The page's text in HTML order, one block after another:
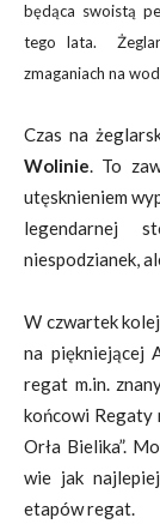
będąca swoistą
tego lata.
zmaganiach na
Czas na
Wolinie. To
utęsknieniem
legendarnej
niespodzianek,
W czwartek
na piękniejącej
regat m.in.
końcowi Regaty
Orła Bielika”.
wie jak
etapów regat.